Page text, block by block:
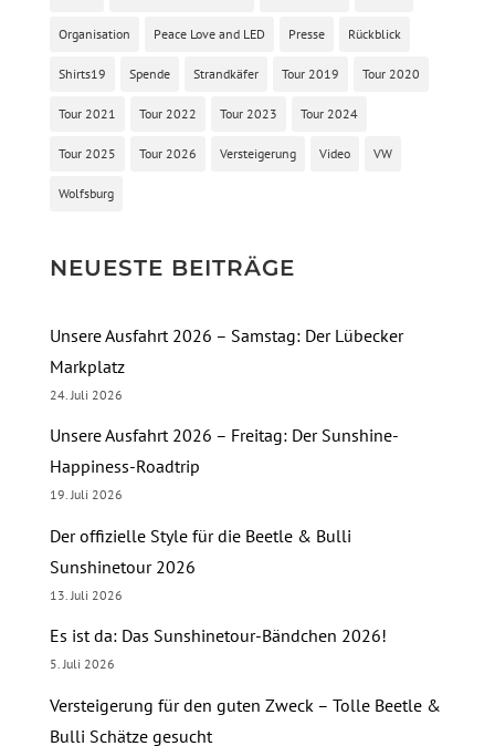
Organisation Peace Love and LED Presse Rückblick
Shirts19 Spende Strandkäfer Tour 2019 Tour 2020
Tour 2021 Tour 2022 Tour 2023 Tour 2024
Tour 2025 Tour 2026 Versteigerung Video VW
Wolfsburg
NEUESTE BEITRÄGE
Unsere Ausfahrt 2026 – Samstag: Der Lübecker
Markplatz
24. Juli 2026
Unsere Ausfahrt 2026 – Freitag: Der Sunshine-
Happiness-Roadtrip
19. Juli 2026
Der offizielle Style für die Beetle & Bulli
Sunshinetour 2026
13. Juli 2026
Es ist da: Das Sunshinetour-Bändchen 2026!
5. Juli 2026
Versteigerung für den guten Zweck – Tolle Beetle &
Bulli Schätze gesucht